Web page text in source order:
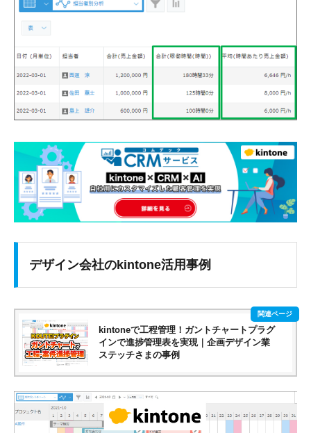
デザイン会社のkintone活用事例
kintoneで工程管理！ガントチャートプラグ
インで進捗管理表を実現｜企画デザイン業
ステッチさまの事例